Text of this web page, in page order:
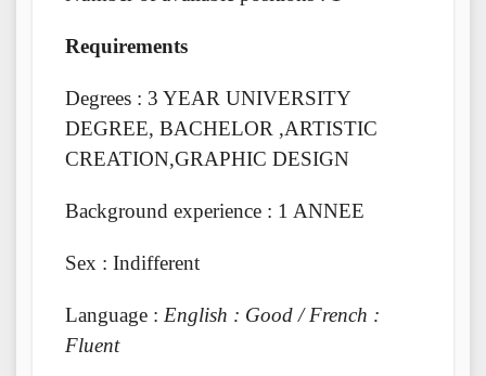
Requirements
Degrees : 3 YEAR UNIVERSITY
DEGREE, BACHELOR ,ARTISTIC
CREATION,GRAPHIC DESIGN
Background experience : 1 ANNEE
Sex : Indifferent
Language : English : Good / French :
Fluent